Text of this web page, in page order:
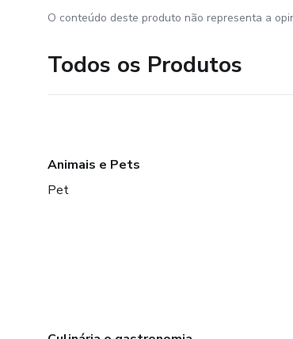
O conteúdo deste produto não representa a
Todos os Produtos
Animais e Pets
Pet